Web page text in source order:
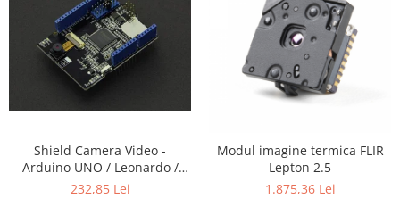
Cabluri si Conectori
Camera
LCD
Adaptoare si convertoare
Shield Camera Video -
Arduino UNO / Leonardo /
Seeeduino
232,85 Lei
Modul imagine termica FLIR
Lepton 2.5
1.875,36 Lei